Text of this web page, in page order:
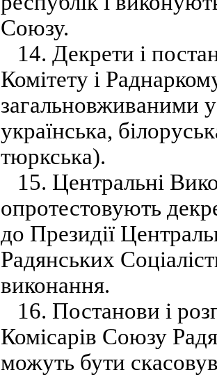
Союзу.
14. Декрети і
Комітету і
загальновживаними
українська,
тюркська).
15. Центральні
опротестовують
до Президії
Радянських
виконання.
16. Постанови і
Комісарів Союзу
можуть бути